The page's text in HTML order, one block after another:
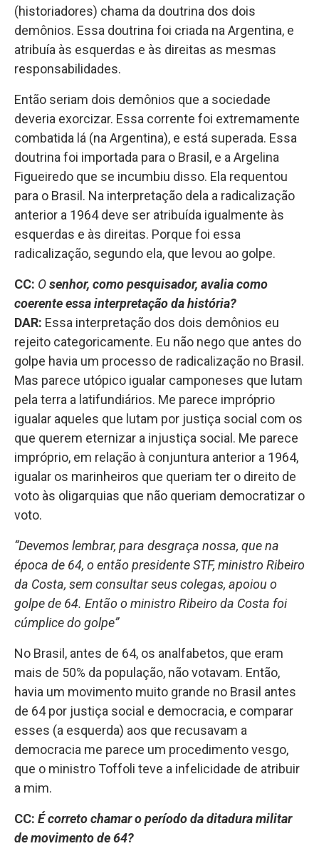
(historiadores) chama da doutrina dos dois
demônios. Essa doutrina foi criada na Argentina, e
atribuía às esquerdas e às direitas as mesmas
responsabilidades.
Então seriam dois demônios que a sociedade
deveria exorcizar. Essa corrente foi extremamente
combatida lá (na Argentina), e está superada. Essa
doutrina foi importada para o Brasil, e a Argelina
Figueiredo que se incumbiu disso. Ela requentou
para o Brasil. Na interpretação dela a radicalização
anterior a 1964 deve ser atribuída igualmente às
esquerdas e às direitas. Porque foi essa
radicalização, segundo ela, que levou ao golpe.
CC: Osenhor, como pesquisador, avalia como
coerente essa interpretação da história?
DAR: Essa interpretação dos dois demônios eu
rejeito categoricamente. Eu não nego que antes do
golpe havia um processo de radicalização no Brasil.
Mas parece utópico igualar camponeses que lutam
pela terra a latifundiários. Me parece impróprio
igualar aqueles que lutam por justiça social com os
que querem eternizar a injustiça social. Me parece
impróprio, em relação à conjuntura anterior a 1964,
igualar os marinheiros que queriam ter o direito de
voto às oligarquias que não queriam democratizar o
voto.
“Devemos lembrar, para desgraça nossa, que na
época de 64, o então presidente STF, ministro Ribeiro
da Costa, sem consultar seus colegas, apoiou o
golpe de 64. Então o ministro Ribeiro da Costa foi
cúmplice do golpe”
No Brasil, antes de 64, os analfabetos, que eram
mais de 50% da população, não votavam. Então,
havia um movimento muito grande no Brasil antes
de 64 por justiça social e democracia, e comparar
esses (a esquerda) aos que recusavam a
democracia me parece um procedimento vesgo,
que o ministro Toffoli teve a infelicidade de atribuir
a mim.
CC: Écorreto chamar o período da ditadura militar
de movimento de 64?